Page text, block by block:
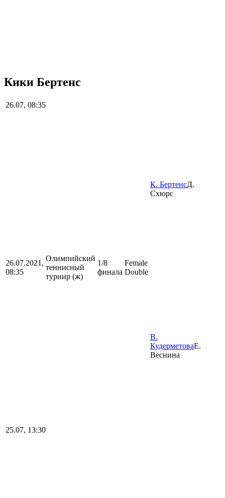
Кики Бертенс
26.07, 08:35
26.07.2021,
08:35
Олимпийский
теннисный
турнир (ж)
1/8
финала
Female
Double
К. БертенсД.
Схюрс
В.
КудерметоваЕ.
Веснина
25.07, 13:30